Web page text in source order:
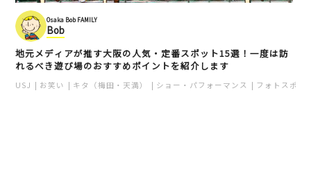
Osaka Bob FAMILY
Bob
地元メディアが推す大阪の人気・定番スポット15選！一度は訪
れるべき遊び場のおすすめポイントを紹介します
USJ お笑い キタ（梅田・天満） ショー・パフォーマンス フォトスポッ